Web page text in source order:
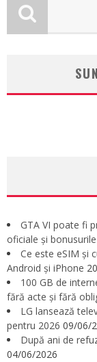
GTA VI poate fi
oficiale și
Ce este eSIM și
Android și iPhone
100 GB de
fără acte și fără
LG lansează
pentru 2026 09/06/
După ani de
04/06/2026